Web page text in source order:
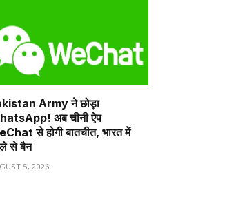
Army ने छोड़ा
अब चीनी ऐप
से होगी बातचीत, भारत में
से बैन
5, 2026